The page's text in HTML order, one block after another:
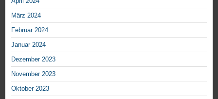
März 2024
Februar 2024
Januar 2024
Dezember 2023
November 2023
Oktober 2023